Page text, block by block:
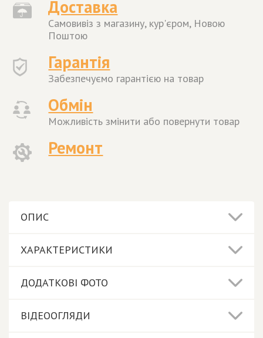
Доставка
Самовивіз з магазину, кур'єром, Новою
Поштою
Гарантія
Забезпечуємо гарантією на товар
Обмін
Можливість змінити або повернути товар
Ремонт
ОПИС
ХАРАКТЕРИСТИКИ
ДОДАТКОВІ ФОТО
ВІДЕООГЛЯДИ